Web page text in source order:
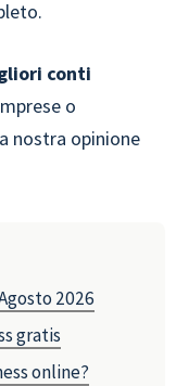
conti
o
nostra opinione
2026
gratis
online?